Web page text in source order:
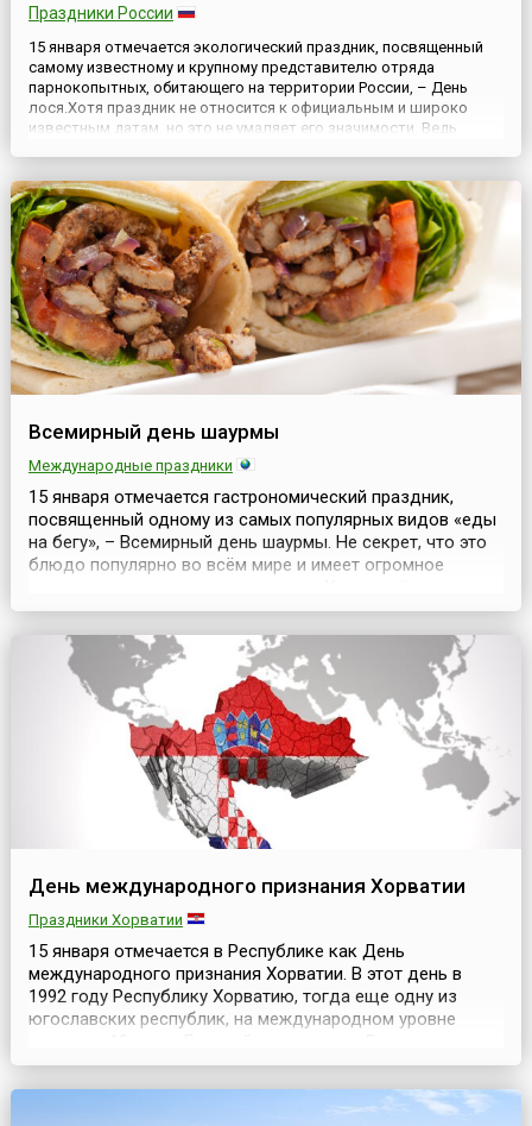
Праздники России
15 января отмечается экологический праздник, посвященный
самому известному и крупному представителю отряда
парнокопытных, обитающего на территории России, – День
лося.Хотя праздник не относится к официальным и широко
известным датам, но это не умаляет его значимости. Ведь
представителя семейства оленевых...
Всемирный день шаурмы
Международные праздники
15 января отмечается гастрономический праздник,
посвященный одному из самых популярных видов «еды
на бегу», – Всемирный день шаурмы. Не секрет, что это
блюдо популярно во всём мире и имеет огромное
историю из стран Ближнего Востока, но сегодня уже
основательно закрепилось во многих кухнях
мира.Шаурма или шаверма (араб. شاورما‎ – шауа́рма) – ...
День международного признания Хорватии
Праздники Хорватии
15 января отмечается в Республике как День
международного признания Хорватии. В этот день в
1992 году Республику Хорватию, тогда еще одну из
югославских республик, на международном уровне
ним присоединились Австрия, Болгария, Канада,
Венгрия, Мальта, Польша и Швейцария.Первой страной,
признавшей Хорватию, стала Исландия, которая еще 19